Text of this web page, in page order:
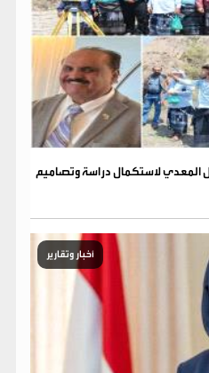
المعدي لاستكمال دراسة وتصاميم
أخبار وتقارير